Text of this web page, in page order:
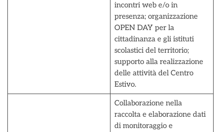
incontri web e/o in
presenza; organizzazione
OPEN DAY per la
cittadinanza e gli istituti
scolastici del territorio;
supporto alla realizzazione
delle attività del Centro
Estivo.
Collaborazione nella
raccolta e elaborazione dati
di monitoraggio e